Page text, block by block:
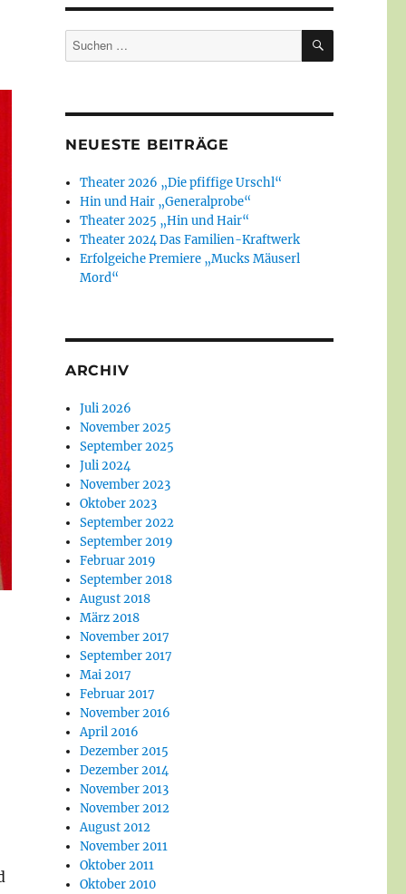
Suchen
nach:
SUCHEN
NEUESTE BEITRÄGE
Theater 2026 „Die pfiffige Urschl“
Hin und Hair „Generalprobe“
Theater 2025 „Hin und Hair“
Theater 2024 Das Familien-Kraftwerk
Erfolgeiche Premiere „Mucks Mäuserl
Mord“
ARCHIV
Juli 2026
November 2025
September 2025
Juli 2024
November 2023
Oktober 2023
September 2022
September 2019
Februar 2019
September 2018
August 2018
März 2018
November 2017
September 2017
Mai 2017
Februar 2017
November 2016
April 2016
Dezember 2015
Dezember 2014
November 2013
November 2012
August 2012
November 2011
Oktober 2011
Oktober 2010